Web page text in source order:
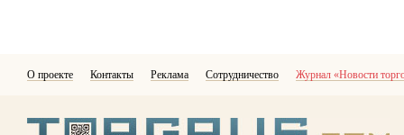
О проекте Контакты Реклама Сотрудничество Журнал «Новости